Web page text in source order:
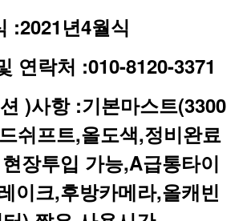
:2021년4월식
연락처 :010-8120-3371
)사항 :기본마스트(3300
쉬프트,올도색,정비완료
장투입 가능,A급통타이
이크,후방카메라,올캐빈